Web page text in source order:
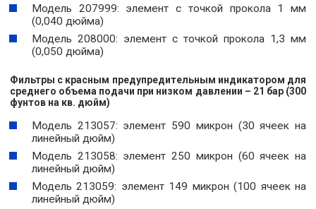
Модель 207999: элемент с точкой прокола 1 мм
(0,040 дюйма)
Модель 208000: элемент с точкой прокола 1,3 мм
(0,050 дюйма)
Фильтры с красным предупредительным индикатором для
среднего объема подачи при низком давлении – 21 бар (300
фунтов на кв. дюйм)
Модель 213057: элемент 590 микрон (30 ячеек на
линейный дюйм)
Модель 213058: элемент 250 микрон (60 ячеек на
линейный дюйм)
Модель 213059: элемент 149 микрон (100 ячеек на
линейный дюйм)